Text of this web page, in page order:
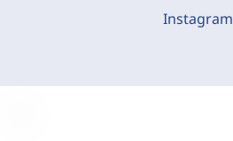
Instagram